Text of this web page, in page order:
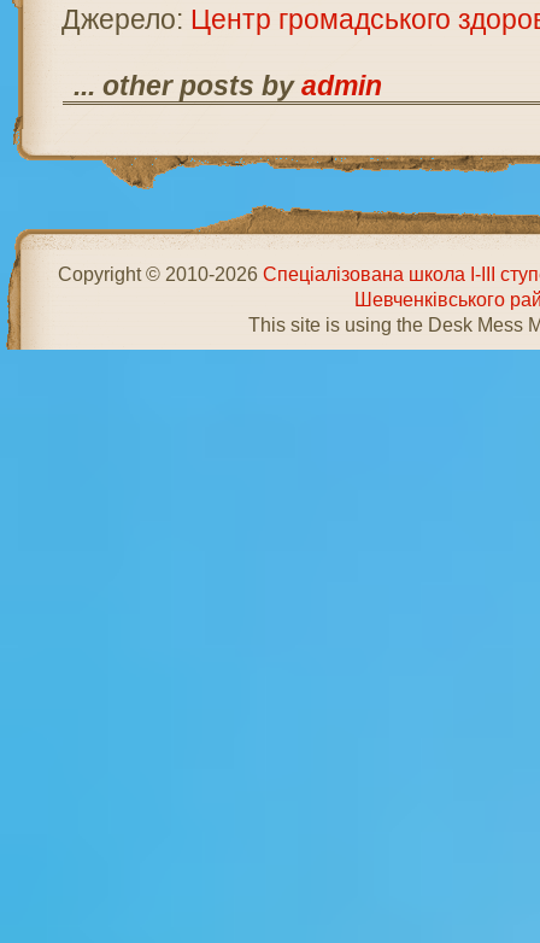
Джерело: Центр громадського
... other posts byadmin
Copyright © 2010-2026Спеціалізована школа І-ІІІ
Шевченківського
This site is using the Desk Mess